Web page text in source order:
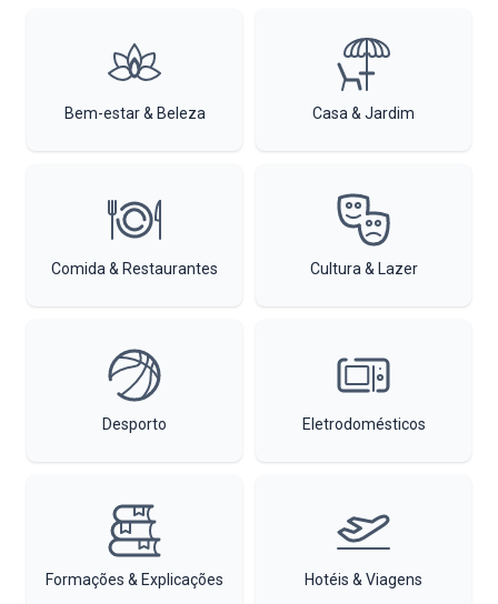
Bem-estar & Beleza Casa & Jardim
Comida & Restaurantes Cultura & Lazer
Desporto Eletrodomésticos
Formações & Explicações Hotéis & Viagens